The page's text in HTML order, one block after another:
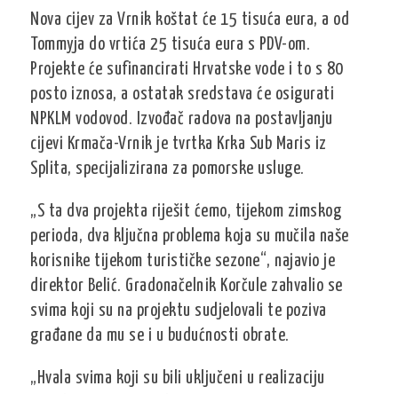
Nova cijev za Vrnik koštat će 15 tisuća eura, a od
Tommyja do vrtića 25 tisuća eura s PDV-om.
Projekte će sufinancirati Hrvatske vode i to s 80
posto iznosa, a ostatak sredstava će osigurati
NPKLM vodovod. Izvođač radova na postavljanju
cijevi Krmača-Vrnik je tvrtka Krka Sub Maris iz
Splita, specijalizirana za pomorske usluge.
„S ta dva projekta riješit ćemo, tijekom zimskog
perioda, dva ključna problema koja su mučila naše
korisnike tijekom turističke sezone“, najavio je
direktor Belić. Gradonačelnik Korčule zahvalio se
svima koji su na projektu sudjelovali te poziva
građane da mu se i u budućnosti obrate.
„Hvala svima koji su bili uključeni u realizaciju